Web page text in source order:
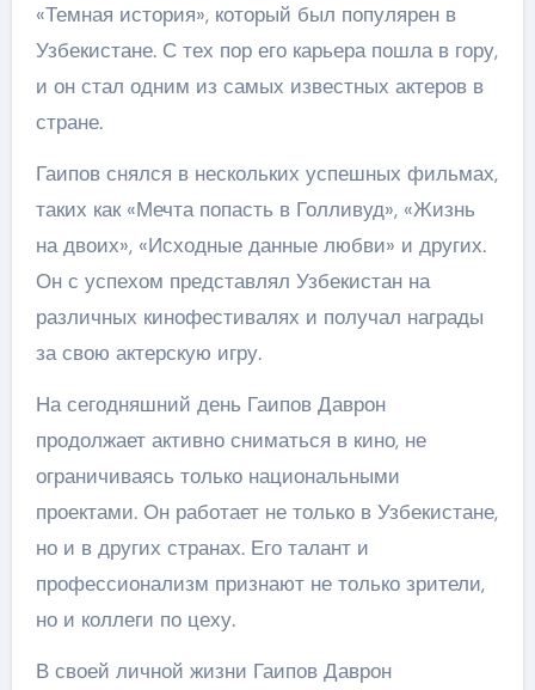
«Темная история», который был популярен в
Узбекистане. С тех пор его карьера пошла в гору,
и он стал одним из самых известных актеров в
стране.
Гаипов снялся в нескольких успешных фильмах,
таких как «Мечта попасть в Голливуд», «Жизнь
на двоих», «Исходные данные любви» и других.
Он с успехом представлял Узбекистан на
различных кинофестивалях и получал награды
за свою актерскую игру.
На сегодняшний день Гаипов Даврон
продолжает активно сниматься в кино, не
ограничиваясь только национальными
проектами. Он работает не только в Узбекистане,
но и в других странах. Его талант и
профессионализм признают не только зрители,
но и коллеги по цеху.
В своей личной жизни Гаипов Даврон